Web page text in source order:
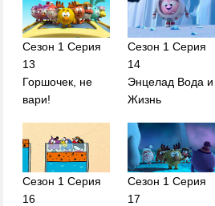
Сезон 1 Серия
13
Горшочек, не
вари!
Сезон 1 Серия
14
Энцелад Вода и
Жизнь
Сезон 1 Серия
16
Сезон 1 Серия
17